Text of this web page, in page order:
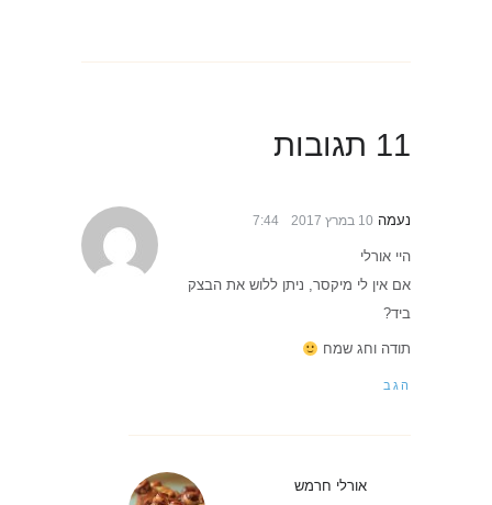
11 תגובות
נעמה 10 במרץ 2017 7:44
היי אורלי
אם אין לי מיקסר, ניתן ללוש את הבצק
ביד?
תודה וחג שמח
הגב
אורלי חרמש